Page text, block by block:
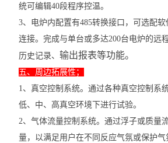
统可编辑40段程序控温。
3、电炉内配置有485转换接口，可选配
连接。完成与单台或多达200台电炉的远
历史记录、输出报表等功能。
五、周边拓展性；
1、真空控制系统。通过各种真空控制系
低、中、高真空环境下进行试验。
2、气体流量控制系统。通过浮子或质量
量，以满足用户在不同反应气氛或保护